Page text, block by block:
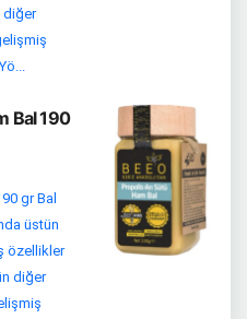
diğer
Bal 190
gr Bal
üstün
özellikler
diğer